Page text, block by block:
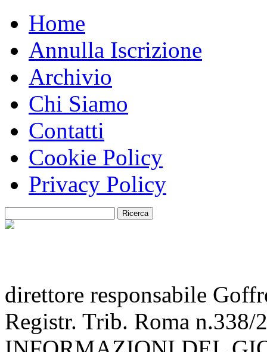
Home
Annulla Iscrizione
Archivio
Chi Siamo
Contatti
Cookie Policy
Privacy Policy
direttore responsabile
Registr. Trib. Roma n.338/